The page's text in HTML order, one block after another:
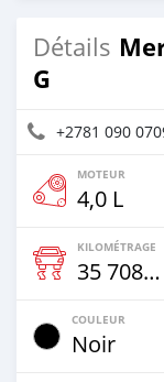
Détails
G
+2781 090
MOTEUR
4,0 L
KILOMÉTRAGE
35 708 Km
COULEUR
Noir